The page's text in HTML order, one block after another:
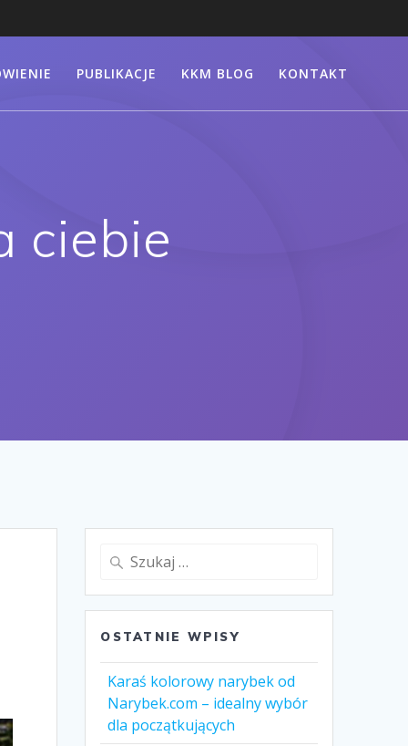
PUBLIKACJE KKM BLOG KONTAKT
ciebie
Szukaj:
OSTATNIE WPISY
Karaś kolorowy narybek od
Narybek.com – idealny wybór
dla początkujących